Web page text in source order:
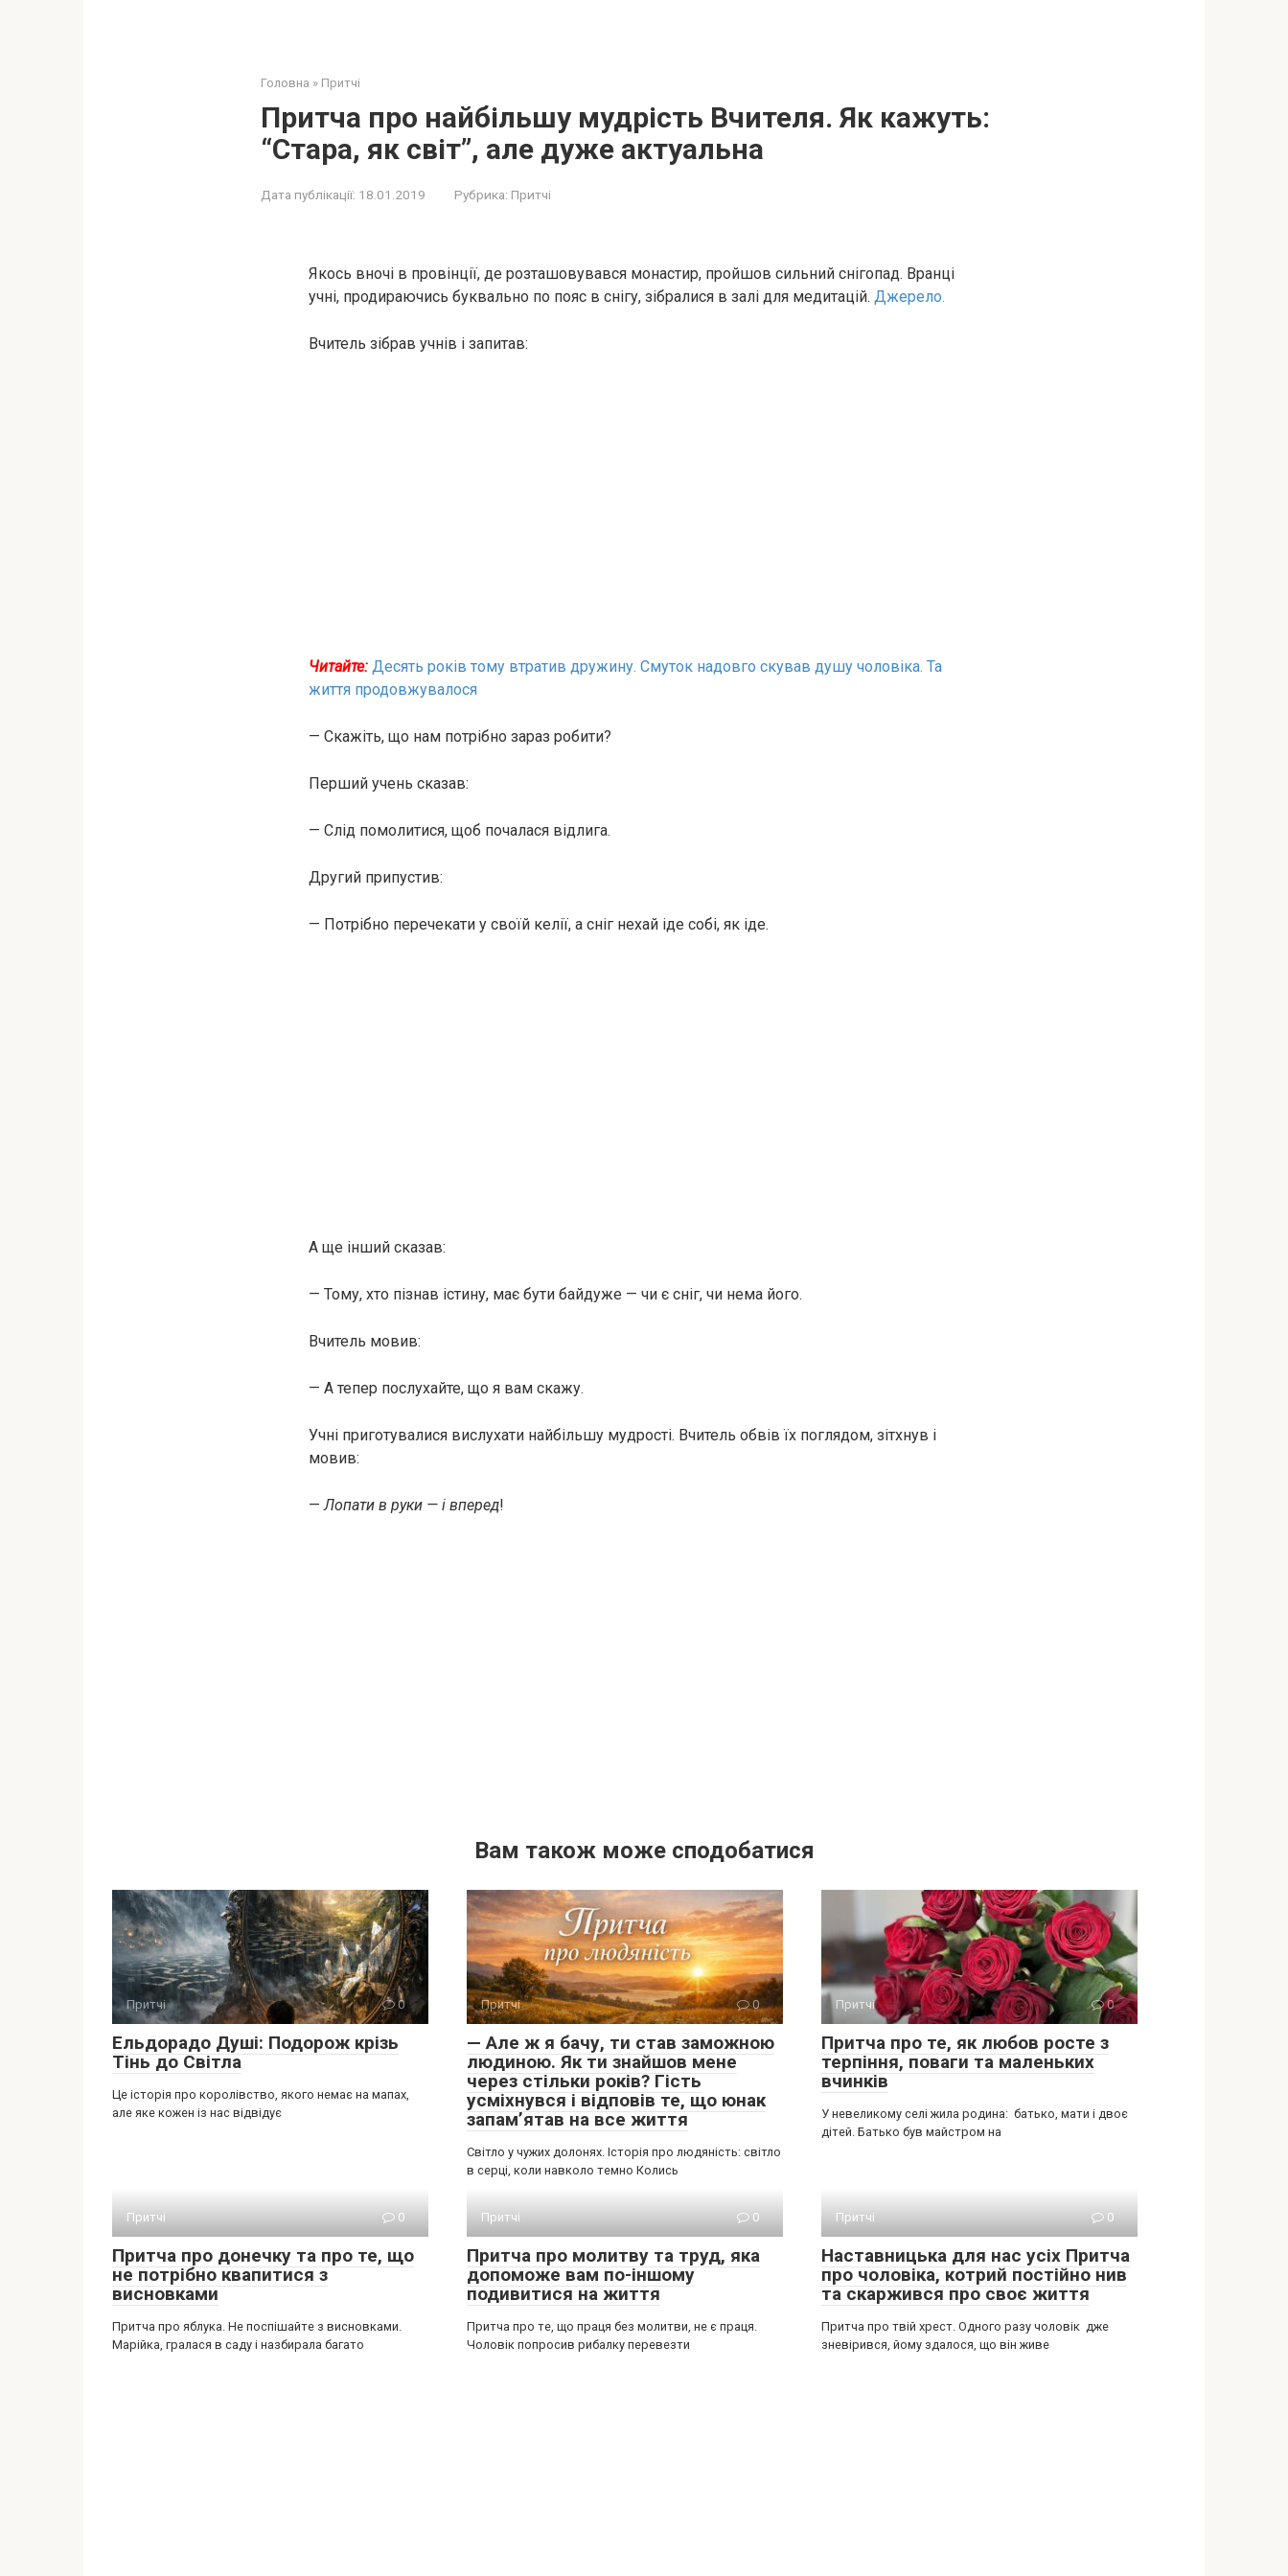
Головна » Притчі
Притча про найбільшу мудрість Вчителя. Як кажуть:
“Стара, як світ”, але дуже актуальна
Дата публікації: 18.01.2019 Рубрика: Притчі
Якось вночі в провінції, де розташовувався монастир, пройшов сильний снігопад. Вранці
учні, продираючись буквально по пояс в снігу, зібралися в залі для медитацій. Джерело.
Вчитель зібрав учнів і запитав:
Читайте: Десять років тому втратив дружину. Смуток надовго скував душу чоловіка. Та
життя продовжувалося
— Скажіть, що нам потрібно зараз робити?
Перший учень сказав:
— Слід помолитися, щоб почалася відлига.
Другий припустив:
— Потрібно перечекати у своїй келії, а сніг нехай іде собі, як іде.
А ще інший сказав:
— Тому, хто пізнав істину, має бути байдуже — чи є сніг, чи нема його.
Вчитель мовив:
— А тепер послухайте, що я вам скажу.
Учні приготувалися вислухати найбільшу мудрості. Вчитель обвів їх поглядом, зітхнув і
мовив:
—Лопати в руки — і вперед!
Вам також може сподобатися
Притчі 0
Ельдорадо Душі: Подорож крізь
Тінь до Світла
Це історія про королівство, якого немає на мапах,
але яке кожен із нас відвідує
Притчі 0
— Але ж я бачу, ти став заможною
людиною. Як ти знайшов мене
через стільки років? Гість
усміхнувся і відповів те, що юнак
запам’ятав на все життя
Світло у чужих долонях. Історія про людяність: світло
в серці, коли навколо темно Колись
Притчі 0
Притча про те, як любов росте з
терпіння, поваги та маленьких
вчинків
У невеликому селі жила родина: батько, мати і двоє
дітей. Батько був майстром на
Притчі 0
Притча про донечку та про те, що
не потрібно квапитися з
висновками
Притча про яблука. Не поспішайте з висновками.
Марійка, гралася в саду і назбирала багато
Притчі 0
Притча про молитву та труд, яка
допоможе вам по-іншому
подивитися на життя
Притча про те, що праця без молитви, не є праця.
Чоловік попросив рибалку перевезти
Притчі 0
Наставницька для нас усіх Притча
про чоловіка, котрий постійно нив
та скаржився про своє життя
Притча про твій хрест. Одного разу чоловік дже
зневірився, йому здалося, що він живе